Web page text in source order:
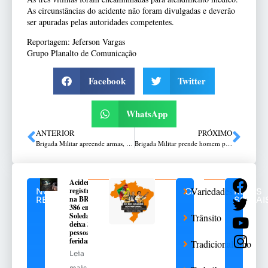
As circunstâncias do acidente não foram divulgadas e deverão
ser apuradas pelas autoridades competentes.
Reportagem: Jeferson Vargas
Grupo Planalto de Comunicação
Facebook Twitter
WhatsApp
ANTERIOR
Brigada Militar apreende armas, drogas e equipamentos em residência de Tapejara
PRÓXIMO
Brigada Militar prende homem por porte irregular de arma de fogo em Passo Fundo
NOTÍCIAS
RELACIONADAS
Acidente
registrado
na BR-
386 em
Soledade
deixa 3
pessoas
feridas
Leia
CATEGORIAS
Variedades
Trânsito
Tradicionalismo
REDES